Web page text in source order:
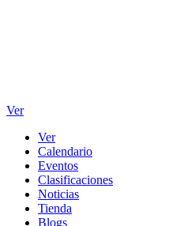
Ver
Ver
Calendario
Eventos
Clasificaciones
Noticias
Tienda
Blogs